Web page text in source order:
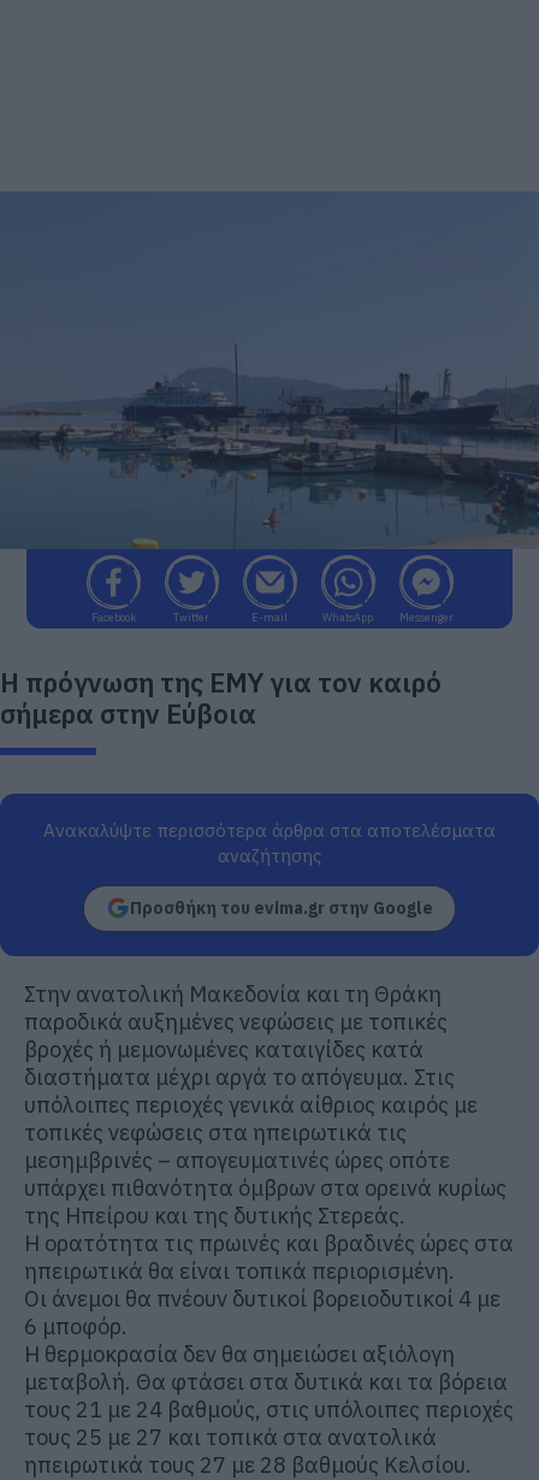
Facebook Twitter E-mail WhatsApp Messenger
Η πρόγνωση της ΕΜΥ για τον καιρό
σήμερα στην Εύβοια
Ανακαλύψτε περισσότερα άρθρα στα αποτελέσματα
αναζήτησης
Προσθήκη του evima.gr στην Google
Στην ανατολική Μακεδονία και τη Θράκη
παροδικά αυξημένες νεφώσεις με τοπικές
βροχές ή μεμονωμένες καταιγίδες κατά
διαστήματα μέχρι αργά το απόγευμα. Στις
υπόλοιπες περιοχές γενικά αίθριος καιρός με
τοπικές νεφώσεις στα ηπειρωτικά τις
μεσημβρινές – απογευματινές ώρες οπότε
υπάρχει πιθανότητα όμβρων στα ορεινά κυρίως
της Ηπείρου και της δυτικής Στερεάς.
Η ορατότητα τις πρωινές και βραδινές ώρες στα
ηπειρωτικά θα είναι τοπικά περιορισμένη.
Οι άνεμοι θα πνέουν δυτικοί βορειοδυτικοί 4 με
6 μποφόρ.
Η θερμοκρασία δεν θα σημειώσει αξιόλογη
μεταβολή. Θα φτάσει στα δυτικά και τα βόρεια
τους 21 με 24 βαθμούς, στις υπόλοιπες περιοχές
τους 25 με 27 και τοπικά στα ανατολικά
ηπειρωτικά τους 27 με 28 βαθμούς Κελσίου.